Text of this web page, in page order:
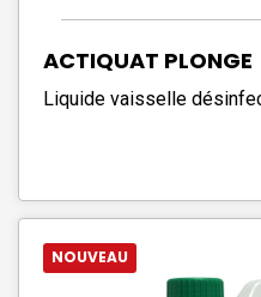
ACTIQUAT PLONGE
Liquide vaisselle
NOUVEAU